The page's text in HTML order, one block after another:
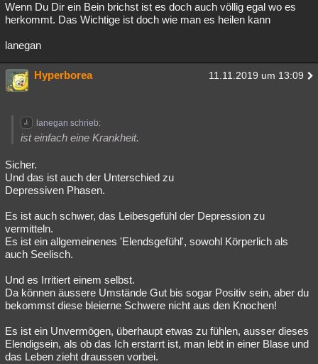
Wenn Du Dir ein Bein brichst ist es doch auch völlig egal wo es
herkommt. Das Wichtige ist doch wie man es heilen kann
lanegan
Hyperborea 11.11.2019 um 13:09
lanegan schrieb:
ist einfach eine Krankheit.
Sicher.
Und das ist auch der Unterschied zu
Depressiven Phasen.
Es ist auch schwer, das Leibesgefühl der Depression zu
vermitteln.
Es ist ein allgemeinenes 'Elendsgefühl', sowohl Körperlich als
auch Seelisch.
Und es Irritiert einem selbst.
Da können äussere Umstände Gut bis sogar Positiv sein, aber du
bekommst diese bleierne Schwere nicht aus den Knochen!
Es ist ein Unvermögen, überhaupt etwas zu fühlen, ausser dieses
Elendigsein, als ob das Ich erstarrt ist, man lebt in einer Blase und
das Leben zieht draussen vorbei.